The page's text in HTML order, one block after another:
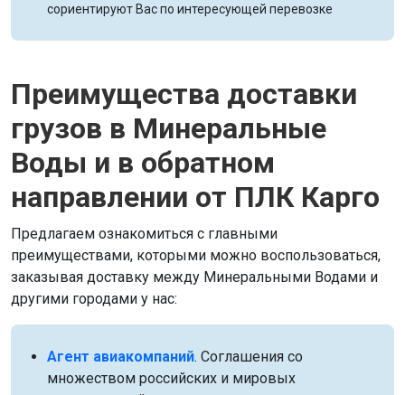
сориентируют Вас по интересующей перевозке
Преимущества доставки
грузов в Минеральные
Воды и в обратном
направлении от ПЛК Карго
Предлагаем ознакомиться с главными
преимуществами, которыми можно воспользоваться,
заказывая доставку между Минеральными Водами и
другими городами у нас:
Агент авиакомпаний. Соглашения со
множеством российских и мировых